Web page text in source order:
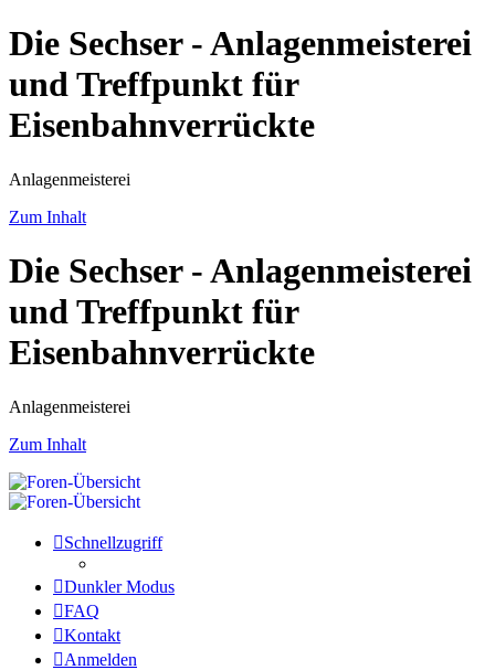
Die Sechser - Anlagenmeisterei
und Treffpunkt für
Eisenbahnverrückte
Anlagenmeisterei
Zum Inhalt
Die Sechser - Anlagenmeisterei
und Treffpunkt für
Eisenbahnverrückte
Anlagenmeisterei
Zum Inhalt
Schnellzugriff
Dunkler Modus
FAQ
Kontakt
Anmelden